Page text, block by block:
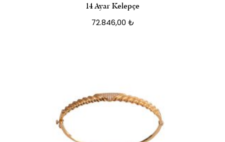
14 Ayar Kelepçe
72.846,00 ₺